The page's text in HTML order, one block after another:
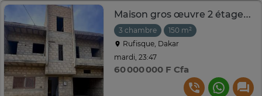
Maison gros œuvre 2 étages avec garage intégré
3 chambre
150 m²
Rufisque, Dakar
mardi, 23:47
60 000 000 F Cfa